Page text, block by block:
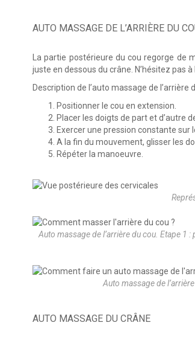
AUTO MASSAGE DE L’ARRIÈRE DU
La partie postérieure du cou regorge de
juste en dessous du crâne. N’hésitez pas
Description de l’auto massage de l’arrière
Positionner le cou en extension.
Placer les doigts de part et d’autre
Exercer une pression constante sur
A la fin du mouvement, glisser les
Répéter la manoeuvre.
Auto massage de l’arrière du cou. Etape 1
Auto massage de
AUTO MASSAGE DU CRÂNE